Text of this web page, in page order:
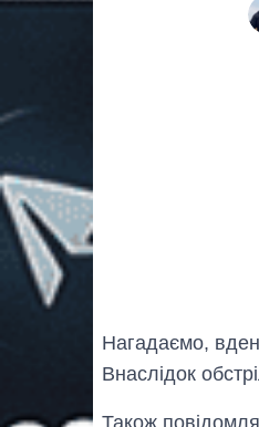
Нагадаємо,
Внаслідок